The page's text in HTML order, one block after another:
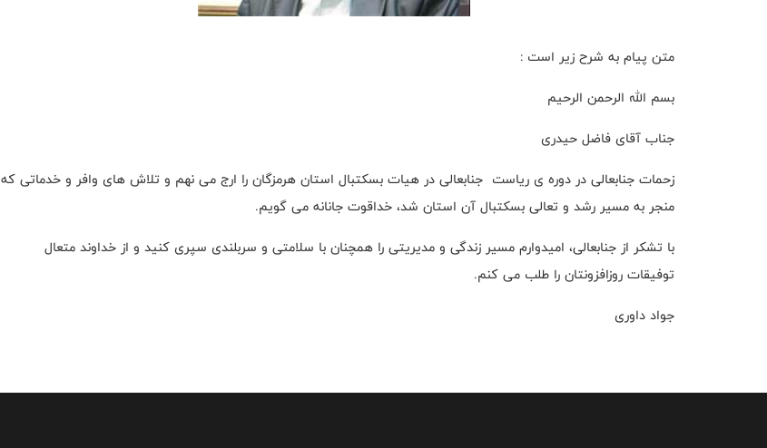
متن پیام به شرح زیر است :
بسم الله الرحمن الرحیم
جناب آقای فاضل حیدری
زحمات جنابعالی در دوره ی ریاست جنابعالی در هیات بسکتبال استان هرمزگان را ارج می نهم و تلاش های وافر و خدماتی که
منجر به مسیر رشد و تعالی بسکتبال آن استان شد، خداقوت جانانه می گویم.
با تشکر از جنابعالی، امیدوارم مسیر زندگی و مدیریتی را همچنان با سلامتی و سربلندی سپری کنید و از خداوند متعال
توفیقات روزافزونتان را طلب می کنم.
جواد داوری